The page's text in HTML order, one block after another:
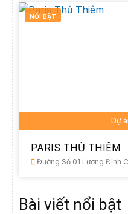
NỔI BẬT
Dự
PARIS THỦ THIÊM
Đường Số 01 Lương Định
Bài viết nổi bật